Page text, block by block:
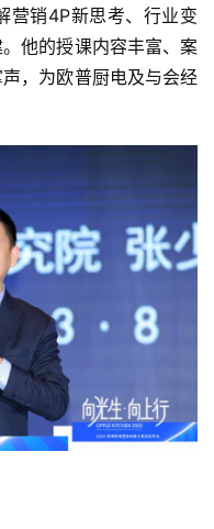
营销4P新思考、行业变
他的授课内容丰富、案
，为欧普厨电及与会经